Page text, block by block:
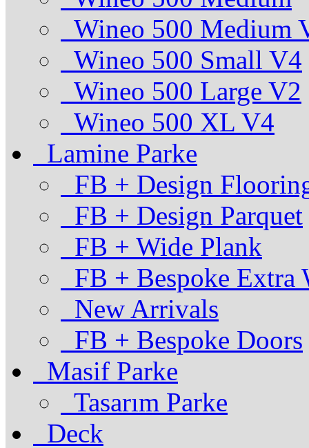
Wineo 500 Medium
Wineo 500 Small V4
Wineo 500 Large V2
Wineo 500 XL V4
Lamine Parke
FB + Design
FB + Design Parquet
FB + Wide Plank
FB + Bespoke Extra
New Arrivals
FB + Bespoke Doors
Masif Parke
Tasarım Parke
Deck